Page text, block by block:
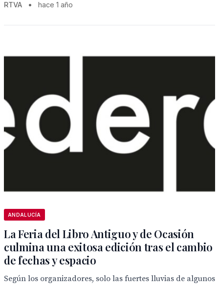
RTVA • hace 1 año
ANDALUCÍA
La Feria del Libro Antiguo y de Ocasión
culmina una exitosa edición tras el cambio
de fechas y espacio
Según los organizadores, solo las fuertes lluvias de algunos